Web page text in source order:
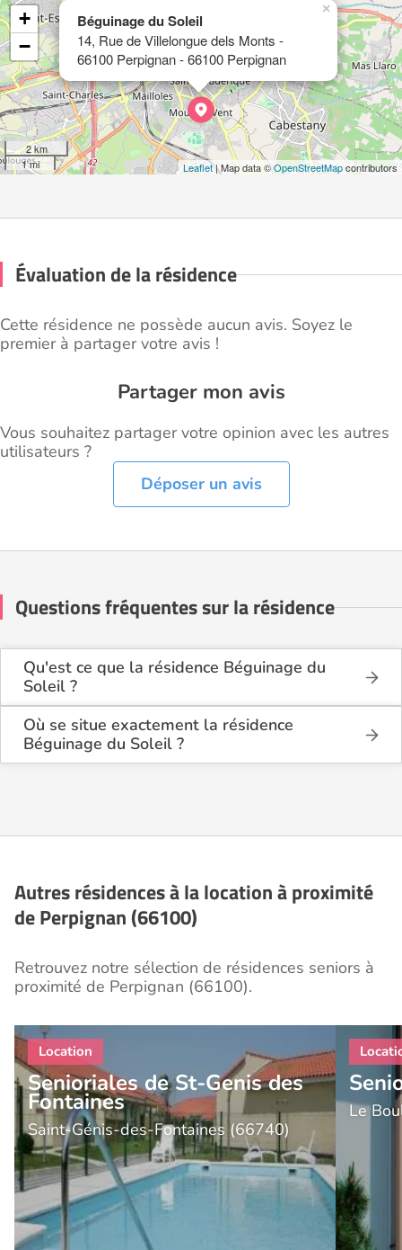
Béguinage du Soleil
14, Rue de Villelongue dels Monts -
66100 Perpignan - 66100 Perpignan
×
+
−
2 km
1 mi
Leaflet| Map data ©OpenStreetMapcontributors
Évaluation de la résidence
Cette résidence ne possède aucun avis. Soyez le
premier à partager votre avis !
Partager mon avis
Vous souhaitez partager votre opinion avec les autres
utilisateurs ?
Déposer un avis
Questions fréquentes sur la résidence
Qu'est ce que la résidence Béguinage du
Soleil ?
La résidence Béguinage du Soleil est une résidence
seniors de type résidence services seniors .
Cette résidence du secteur privé se situe à
Où se situe exactement la résidence
Béguinage du Soleil ?
La résidence Béguinage du Soleil est située 14, Rue
Autres résidences à la location à proximité
de Perpignan (66100)
Retrouvez notre sélection de résidences seniors à
proximité de Perpignan (66100).
Senioriales de St-Genis des
Fontaines
Saint-Génis-des-Fontaines (66740)
Le